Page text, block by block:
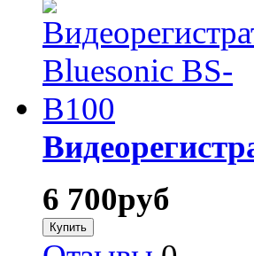
6 700руб